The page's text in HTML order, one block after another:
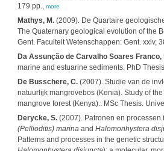
179 pp., more
Mathys, M.(2009). De Quartaire
The Quaternary geological evolution of the
Gent. Faculteit Wetenschappen: Gent. xxiv,
Da Assunção de Carvalho Soares Franco,
marine and estuarine sediments. PhD
De Busschere, C.(2007). Studie van de
natuurlijk mangrovebos (Kenia). Study of
mangrove forest (Kenya).. MSc Thesis.
Derycke, S.(2007). Patronen en processen
(Pellioditis) marinaand Halomonhystera
Patterns and processes in the genetic